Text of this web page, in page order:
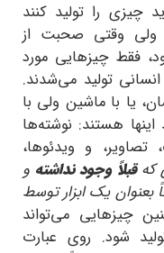
چیزی را تولید کنند
ولی وقتی صحبت از
فقط چیزهایی مورد
تولید می‌شدند.
یا با ماشین ولی با
هستند: نوشته‌ها
تصاویر، و ویدئوها،
کهقبلاً وجود نداشته و
یک ابزار توسط
چیزهایی می‌تواند
شود. روی عبارت